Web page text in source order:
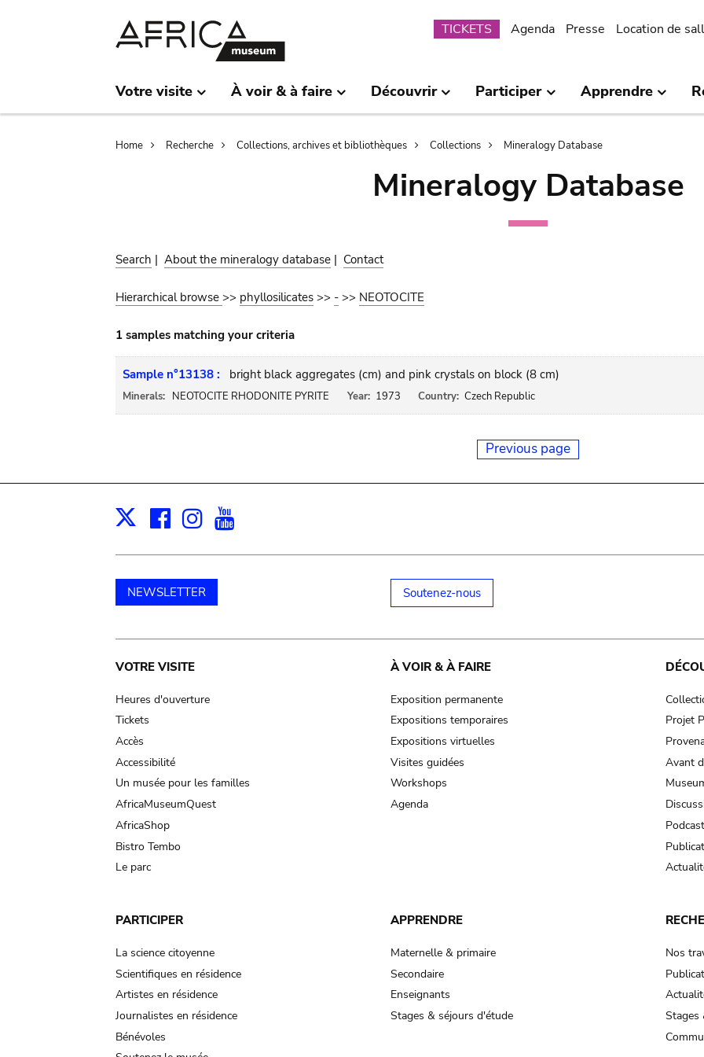
Submenu
TICKETS Agenda Presse Location de
Votre visite À voir & à faire Découvrir Participer Apprendre
Breadcrumb
Home Recherche Collections, archives et bibliothèques Collections Mineralogy Database
Mineralogy Database
Search | About the mineralogy database | Contact
Hierarchical browse >> phyllosilicates >> - >> NEOTOCITE
1 samples matching your criteria
Sample n°13138 : bright black aggregates (cm) and pink crystals on block (8 cm)
Minerals: NEOTOCITE RHODONITE PYRITE Year: 1973 Country: Czech Republic
Previous page
X Facebook
Instagram
NEWSLETTER Soutenez-nous
Main
navigation
VOTRE VISITE
Heures d'ouverture
Tickets
Accès
Accessibilité
Un musée pour les familles
AfricaMuseumQuest
AfricaShop
Bistro Tembo
Le parc
À VOIR & À FAIRE
Exposition permanente
Expositions temporaires
Expositions virtuelles
Visites guidées
Workshops
Agenda
Projet
Avant
PARTICIPER
La science citoyenne
Scientifiques en résidence
Artistes en résidence
Journalistes en résidence
Bénévoles
APPRENDRE
Maternelle & primaire
Secondaire
Enseignants
Stages & séjours d'étude
Nos
Stages